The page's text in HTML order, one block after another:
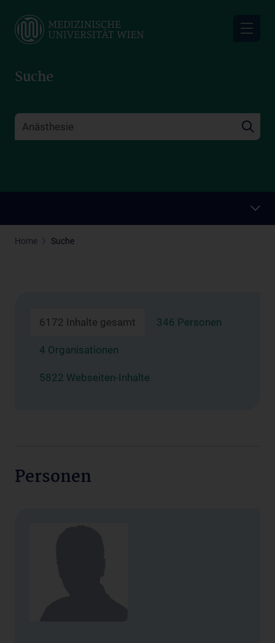
main
Suche
Home Suche
6172 Inhalte gesamt 346 Personen
4 Organisationen
5822 Webseiten-Inhalte
Personen